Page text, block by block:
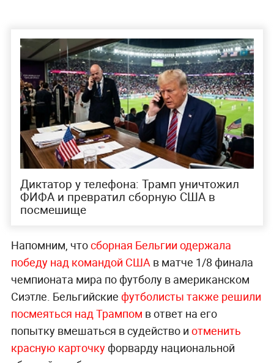
Диктатор у телефона: Трамп уничтожил
ФИФА и превратил сборную США в
посмешище
Напомним, чтосборная Бельгии одержала
победу над командой США в матче 1/8 финала
чемпионата мира по футболу в американском
Сиэтле. Бельгийские футболисты также решили
посмеяться над Трампом в ответ на его
попытку вмешаться в судейство и отменить
красную карточкуфорварду национальной